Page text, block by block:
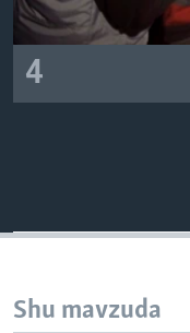
4
Shu mavzuda